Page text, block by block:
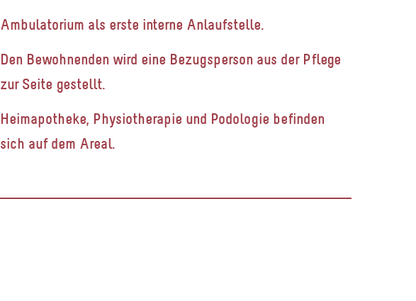
Ambulatorium als erste interne Anlaufstelle.
Den Bewohnenden wird eine Bezugsperson aus der Pflege
zur Seite gestellt.
Heimapotheke, Physiotherapie und Podologie befinden
sich auf dem Areal.